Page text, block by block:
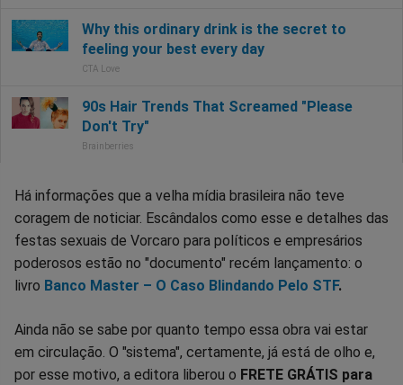
Há informações que a velha mídia brasileira não teve
coragem de noticiar. Escândalos como esse e detalhes das
festas sexuais de Vorcaro para políticos e empresários
poderosos estão no "documento" recém lançamento: o
livro Banco Master – O Caso Blindando Pelo STF.
Ainda não se sabe por quanto tempo essa obra vai estar
em circulação. O "sistema", certamente, já está de olho e,
por esse motivo, a editora liberou o FRETE GRÁTIS para